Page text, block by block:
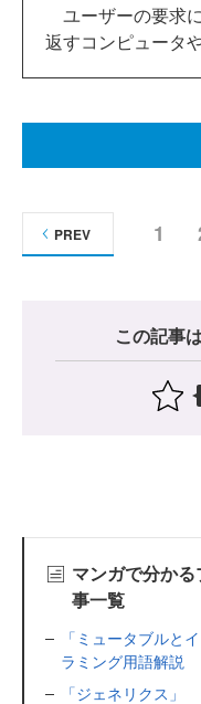
ユーザーの要求
返すコンピュータ
1
PREV
この記事
マンガで分か
事一覧
「ミュータブルと
ラミング用語解説
「ジェネリクス」